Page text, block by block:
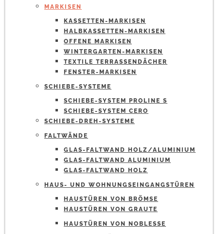
MARKISEN
KASSETTEN-MARKISEN
HALBKASSETTEN-MARKISEN
OFFENE MARKISEN
WINTERGARTEN-MARKISEN
TEXTILE TERRASSENDÄCHER
FENSTER-MARKISEN
SCHIEBE-SYSTEME
SCHIEBE-SYSTEM PROLINE S
SCHIEBE-SYSTEM CERO
SCHIEBE-DREH-SYSTEME
FALTWÄNDE
GLAS-FALTWAND HOLZ/ALUMINIUM
GLAS-FALTWAND ALUMINIUM
GLAS-FALTWAND HOLZ
HAUS- UND WOHNUNGSEINGANGSTÜREN
HAUSTÜREN VON BRÖMSE
HAUSTÜREN VON GRAUTE
HAUSTÜREN VON NOBLESSE